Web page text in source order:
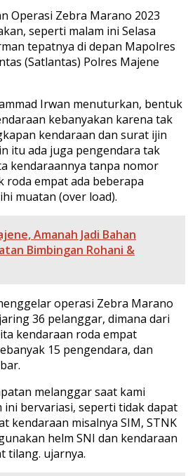
Operasi Zebra Marano 2023
seperti malam ini Selasa
tepatnya di depan Mapolres
(Satlantas) Polres Majene
Irwan menuturkan, bentuk
kebanyakan karena tak
kendaraan dan surat ijin
itu ada juga pengendara tak
kendaraannya tanpa nomor
roda empat ada beberapa
muatan (over load).
Amanah Jadi Bahan
Bimbingan Rohani &
operasi Zebra Marano
36 pelanggar, dimana dari
kendaraan roda empat
15 pengendara, dan
melanggar saat kami
ini bervariasi, seperti tidak dapat
kendaraan misalnya SIM, STNK
helm SNI dan kendaraan
tilang. ujarnya.